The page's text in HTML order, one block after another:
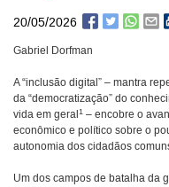
20/05/2026
Gabriel Dorfman
A “inclusão digital” – mantra
da “democratização” do
vida em geral1 – encobre o
econômico e político sobre o
autonomia dos cidadãos
Um dos campos de batalha da